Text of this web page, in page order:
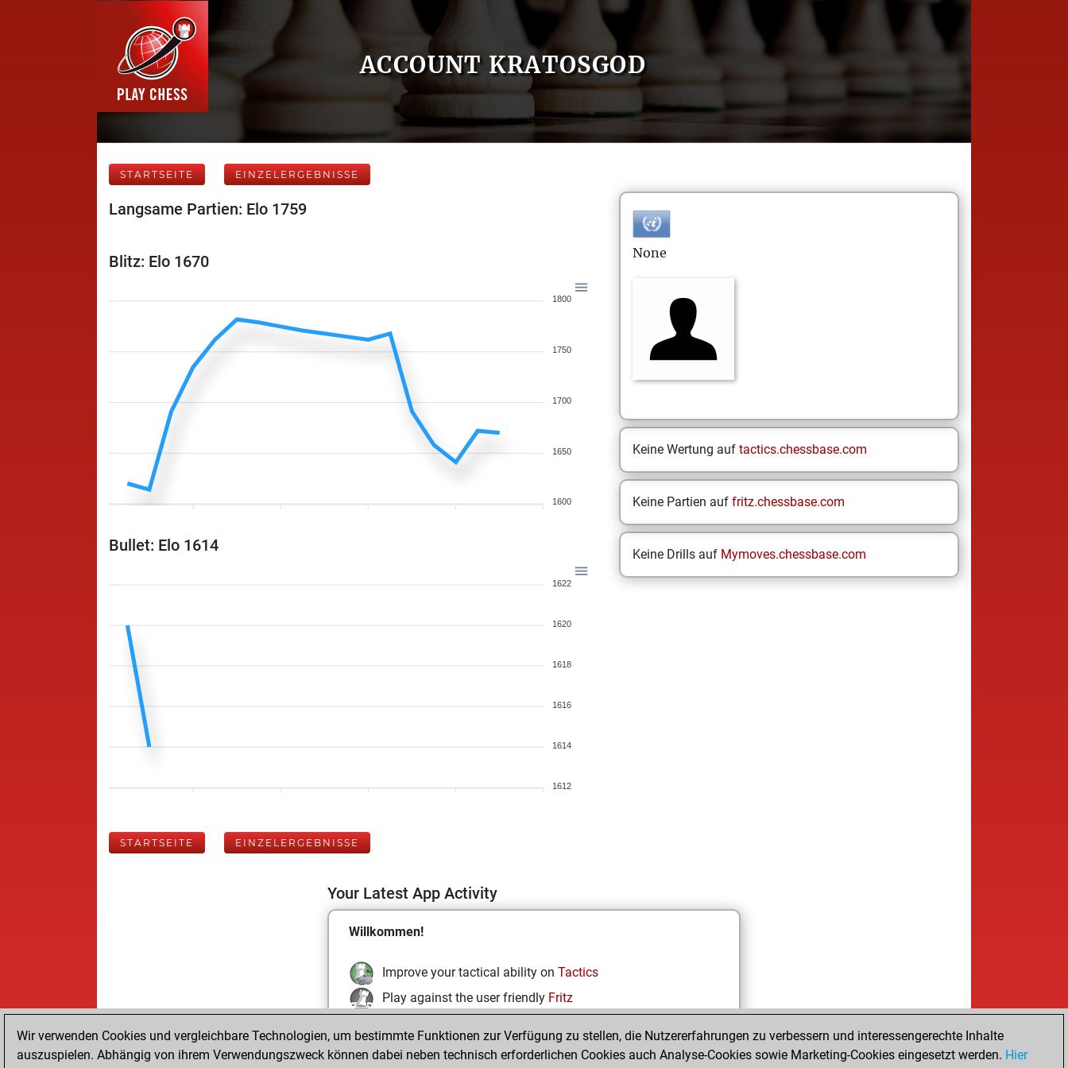
ACCOUNT KRATOSGOD
STARTSEITE EINZELERGEBNISSE
Langsame Partien: Elo 1759
Blitz: Elo 1670
1800
1750
1700
1650
1600
Bullet: Elo 1614
1622
1620
1618
1616
1614
1612
None
Keine Wertung auf tactics.chessbase.com
Keine Partien auf fritz.chessbase.com
Keine Drills auf Mymoves.chessbase.com
STARTSEITE EINZELERGEBNISSE
Your Latest App Activity
Willkommen!
Improve your tactical ability on Tactics
Play against the user friendly Fritz
Play and follow your friends' games onPlay
Wir verwenden Cookies und vergleichbare Technologien, um bestimmte Funktionen zur Verfügung zu stellen, die Nutzererfahrungen zu verbessern und interessengerechte Inhalte
auszuspielen. Abhängig von ihrem Verwendungszweck können dabei neben technisch erforderlichen Cookies auch Analyse-Cookies sowie Marketing-Cookies eingesetzt werden. Hier